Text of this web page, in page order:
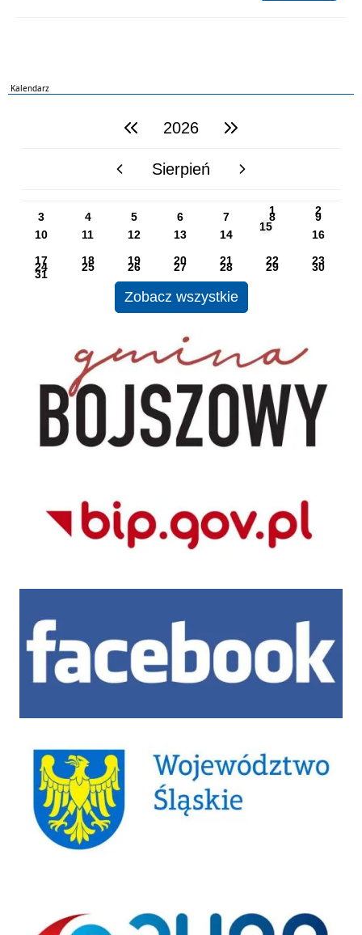
Kalendarz
poprzedni rok2026 następny rok
poprzedni miesiącSierpień następny miesiąc
1 2
3 4 5 6 7 8
9
10
11 12 13 14
15
16
17 18 19 20 21 22 23
24 25 26 27 28 29 30
31
Zobacz wszystkie